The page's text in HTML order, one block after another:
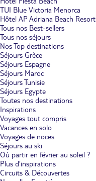
TUI Blue Victoria Menorca
Hôtel AP Adriana Beach Resort
Tous nos Best-sellers
Tous nos séjours
Nos Top destinations
Séjours Grèce
Séjours Espagne
Séjours Maroc
Séjours Tunisie
Séjours Egypte
Toutes nos destinations
Inspirations
Voyages tout compris
Vacances en solo
Voyages de noces
Séjours au ski
Où partir en février au soleil ?
Plus d'inspirations
Circuits & Découvertes